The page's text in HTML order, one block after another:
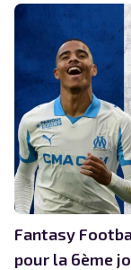
Fantasy
pour la 6ème